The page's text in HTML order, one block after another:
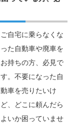
ご自宅に乗らなくな
った自動車や廃車を
お持ちの方、必見で
す。不要になった自
動車を売りたいけ
ど、どこに頼んだら
よいか困っていませ